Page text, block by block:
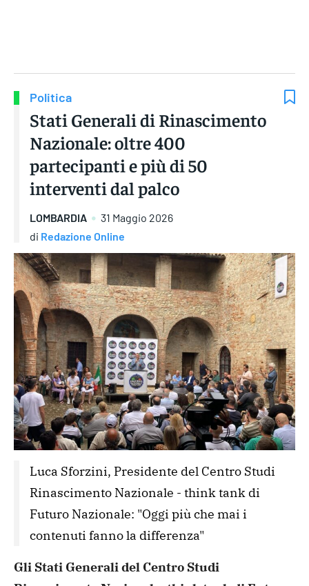
Politica
Stati Generali di Rinascimento
Nazionale: oltre 400
partecipanti e più di 50
interventi dal palco
LOMBARDIA
31 Maggio 2026
di Redazione Online
Luca Sforzini, Presidente del Centro Studi
Rinascimento Nazionale - think tank di
Futuro Nazionale: "Oggi più che mai i
contenuti fanno la differenza"
Gli Stati Generali del Centro Studi